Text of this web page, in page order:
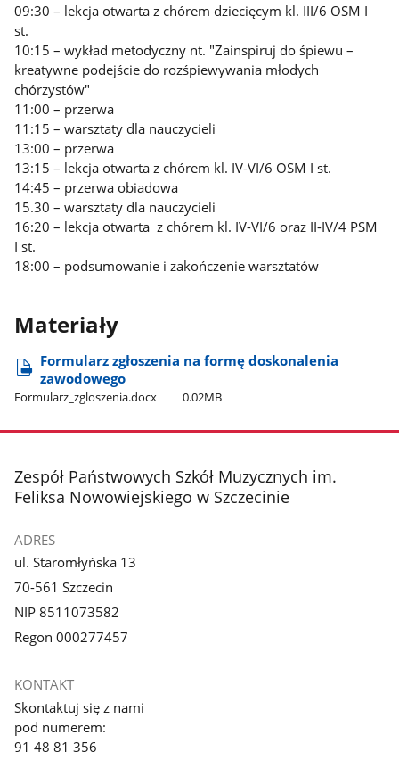
09:30 – lekcja otwarta z chórem dziecięcym kl. III/6 OSM I
st.
10:15 – wykład metodyczny nt. "Zainspiruj do śpiewu –
kreatywne podejście do rozśpiewywania młodych
chórzystów"
11:00 – przerwa
11:15 – warsztaty dla nauczycieli
13:00 – przerwa
13:15 – lekcja otwarta z chórem kl. IV-VI/6 OSM I st.
14:45 – przerwa obiadowa
15.30 – warsztaty dla nauczycieli
16:20 – lekcja otwarta z chórem kl. IV-VI/6 oraz II-IV/4 PSM
I st.
18:00 – podsumowanie i zakończenie warsztatów
Materiały
Formularz zgłoszenia na formę doskonalenia
zawodowego
Formularz​_zgloszenia.docx 0.02MB
stopka
Zespół Państwowych Szkół Muzycznych im.
Feliksa Nowowiejskiego w Szczecinie
ADRES
ul. Staromłyńska 13
70-561 Szczecin
NIP 8511073582
Regon 000277457
KONTAKT
Skontaktuj się z nami
pod numerem:
91 48 81 356